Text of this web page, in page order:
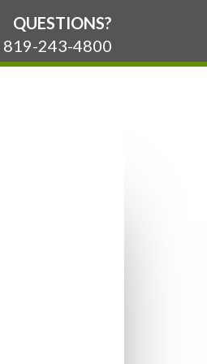
QUESTIONS?
819-243-4800